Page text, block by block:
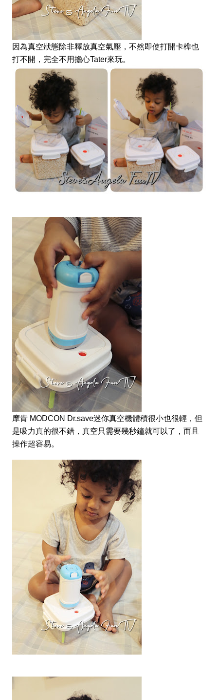
因為真空狀態除非釋放真空氣壓，不然即使打開卡榫也
打不開，完全不用擔心Tater來玩。
摩肯 MODCON Dr.save迷你真空機體積很小也很輕，但
是吸力真的很不錯，真空只需要幾秒鐘就可以了，而且
操作超容易。